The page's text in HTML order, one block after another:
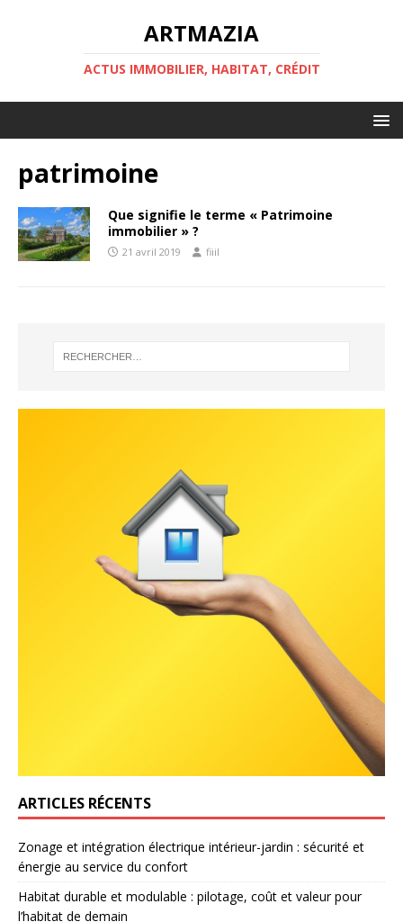
ARTMAZIA
ACTUS IMMOBILIER, HABITAT, CRÉDIT
patrimoine
Que signifie le terme « Patrimoine
immobilier » ?
21 avril 2019 fiiil
ARTICLES RÉCENTS
Zonage et intégration électrique intérieur-jardin : sécurité et
énergie au service du confort
Habitat durable et modulable : pilotage, coût et valeur pour
l’habitat de demain